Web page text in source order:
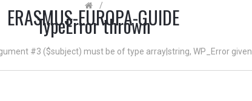
ERASMUS-EUROPA-GUIDE
/
TypeError thrown
#3 ($subject) must be of type array|string, WP_Error given